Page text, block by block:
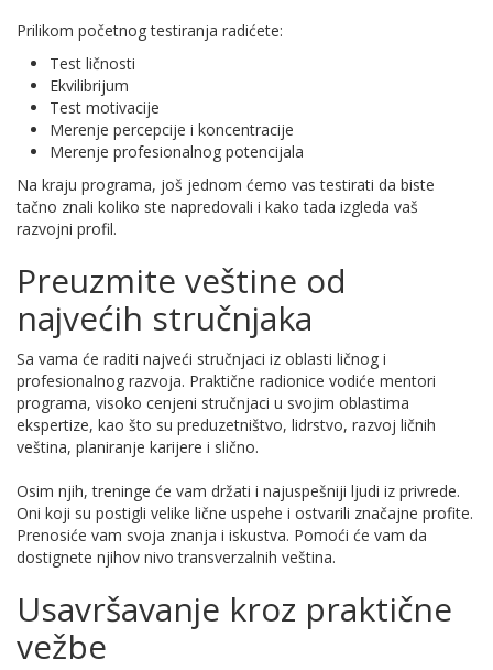
Prilikom početnog testiranja radićete:
Test ličnosti
Ekvilibrijum
Test motivacije
Merenje percepcije i koncentracije
Merenje profesionalnog potencijala
Na kraju programa, još jednom ćemo vas testirati da biste
tačno znali koliko ste napredovali i kako tada izgleda vaš
razvojni profil.
Preuzmite veštine od
najvećih stručnjaka
Sa vama će raditi najveći stručnjaci iz oblasti ličnog i
profesionalnog razvoja. Praktične radionice vodiće mentori
programa, visoko cenjeni stručnjaci u svojim oblastima
ekspertize, kao što su preduzetništvo, lidrstvo, razvoj ličnih
veština, planiranje karijere i slično.
Osim njih, treninge će vam držati i najuspešniji ljudi iz privrede.
Oni koji su postigli velike lične uspehe i ostvarili značajne profite.
Prenosiće vam svoja znanja i iskustva. Pomoći će vam da
dostignete njihov nivo transverzalnih veština.
Usavršavanje kroz praktične
vežbe